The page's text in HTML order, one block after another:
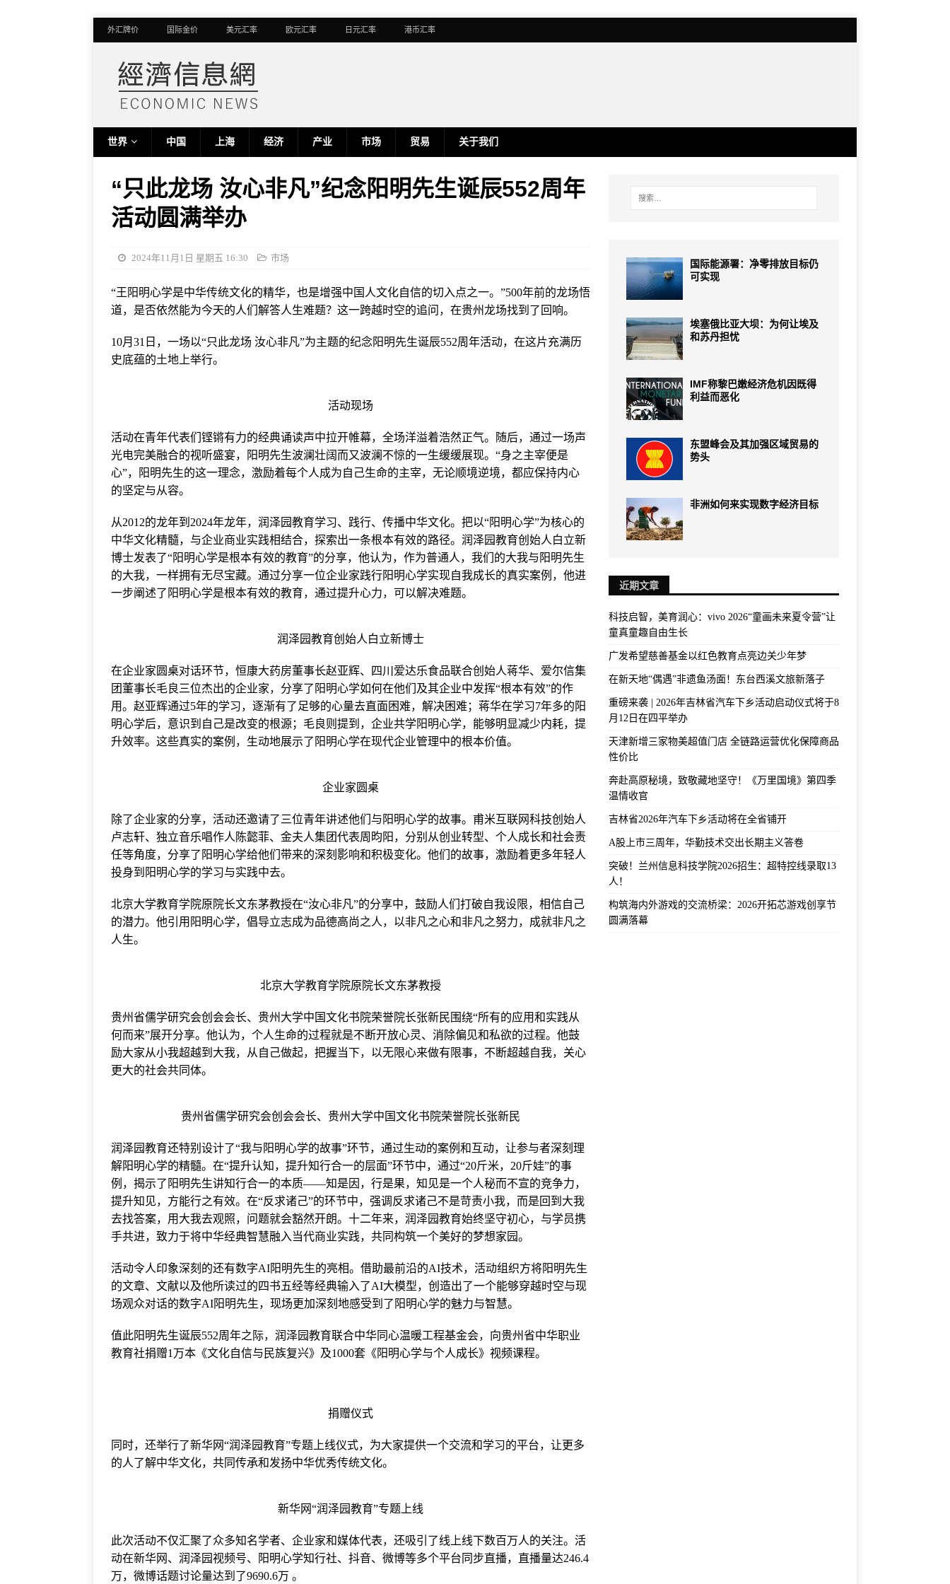
外汇牌价 国际金价 美元汇率 欧元汇率 日元汇率 港币汇率
世界 中国 上海 经济 产业 市场 贸易 关于我们
“只此龙场 汝心非凡”纪念阳明先生诞辰552周年
活动圆满举办
2024年11月1日 星期五 16:30 市场
“王阳明心学是中华传统文化的精华，也是增强中国人文化自信的切入点之一。”500年前的龙场悟
道，是否依然能为今天的人们解答人生难题？这一跨越时空的追问，在贵州龙场找到了回响。
10月31日，一场以“只此龙场 汝心非凡”为主题的纪念阳明先生诞辰552周年活动，在这片充满历
史底蕴的土地上举行。
活动现场
活动在青年代表们铿锵有力的经典诵读声中拉开帷幕，全场洋溢着浩然正气。随后，通过一场声
光电完美融合的视听盛宴，阳明先生波澜壮阔而又波澜不惊的一生缓缓展现。“身之主宰便是
心”，阳明先生的这一理念，激励着每个人成为自己生命的主宰，无论顺境逆境，都应保持内心
的坚定与从容。
从2012的龙年到2024年龙年，润泽园教育学习、践行、传播中华文化。把以“阳明心学”为核心的
中华文化精髓，与企业商业实践相结合，探索出一条根本有效的路径。润泽园教育创始人白立新
博士发表了“阳明心学是根本有效的教育”的分享，他认为，作为普通人，我们的大我与阳明先生
的大我，一样拥有无尽宝藏。通过分享一位企业家践行阳明心学实现自我成长的真实案例，他进
一步阐述了阳明心学是根本有效的教育，通过提升心力，可以解决难题。
润泽园教育创始人白立新博士
在企业家圆桌对话环节，恒康大药房董事长赵亚辉、四川爱达乐食品联合创始人蒋华、爱尔信集
团董事长毛良三位杰出的企业家，分享了阳明心学如何在他们及其企业中发挥“根本有效”的作
用。赵亚辉通过5年的学习，逐渐有了足够的心量去直面困难，解决困难；蒋华在学习7年多的阳
明心学后，意识到自己是改变的根源；毛良则提到，企业共学阳明心学，能够明显减少内耗，提
升效率。这些真实的案例，生动地展示了阳明心学在现代企业管理中的根本价值。
企业家圆桌
除了企业家的分享，活动还邀请了三位青年讲述他们与阳明心学的故事。甫米互联网科技创始人
卢志轩、独立音乐唱作人陈懿菲、金夫人集团代表周昀阳，分别从创业转型、个人成长和社会责
任等角度，分享了阳明心学给他们带来的深刻影响和积极变化。他们的故事，激励着更多年轻人
投身到阳明心学的学习与实践中去。
北京大学教育学院原院长文东茅教授在“汝心非凡”的分享中，鼓励人们打破自我设限，相信自己
的潜力。他引用阳明心学，倡导立志成为品德高尚之人，以非凡之心和非凡之努力，成就非凡之
人生。
北京大学教育学院原院长文东茅教授
贵州省儒学研究会创会会长、贵州大学中国文化书院荣誉院长张新民围绕“所有的应用和实践从
何而来”展开分享。他认为，个人生命的过程就是不断开放心灵、消除偏见和私欲的过程。他鼓
励大家从小我超越到大我，从自己做起，把握当下，以无限心来做有限事，不断超越自我，关心
更大的社会共同体。
贵州省儒学研究会创会会长、贵州大学中国文化书院荣誉院长张新民
润泽园教育还特别设计了“我与阳明心学的故事”环节，通过生动的案例和互动，让参与者深刻理
解阳明心学的精髓。在“提升认知，提升知行合一的层面”环节中，通过“20斤米，20斤娃”的事
例，揭示了阳明先生讲知行合一的本质——知是因，行是果，知见是一个人秘而不宣的竞争力，
提升知见，方能行之有效。在“反求诸己”的环节中，强调反求诸己不是苛责小我，而是回到大我
去找答案，用大我去观照，问题就会豁然开朗。十二年来，润泽园教育始终坚守初心，与学员携
手共进，致力于将中华经典智慧融入当代商业实践，共同构筑一个美好的梦想家园。
活动令人印象深刻的还有数字AI阳明先生的亮相。借助最前沿的AI技术，活动组织方将阳明先生
的文章、文献以及他所读过的四书五经等经典输入了AI大模型，创造出了一个能够穿越时空与现
场观众对话的数字AI阳明先生，现场更加深刻地感受到了阳明心学的魅力与智慧。
值此阳明先生诞辰552周年之际，润泽园教育联合中华同心温暖工程基金会，向贵州省中华职业
教育社捐赠1万本《文化自信与民族复兴》及1000套《阳明心学与个人成长》视频课程。
捐赠仪式
同时，还举行了新华网“润泽园教育”专题上线仪式，为大家提供一个交流和学习的平台，让更多
的人了解中华文化，共同传承和发扬中华优秀传统文化。
新华网“润泽园教育”专题上线
此次活动不仅汇聚了众多知名学者、企业家和媒体代表，还吸引了线上线下数百万人的关注。活
动在新华网、润泽园视频号、阳明心学知行社、抖音、微博等多个平台同步直播，直播量达246.4
万，微博话题讨论量达到了9690.6万 。
国际能源署：净零排放目标仍
可实现
埃塞俄比亚大坝：为何让埃及
和苏丹担忧
IMF称黎巴嫩经济危机因既得
利益而恶化
东盟峰会及其加强区域贸易的
势头
非洲如何来实现数字经济目标
近期文章
科技启智，美育润心：vivo 2026“童画未来夏令营”让
童真童趣自由生长
广发希望慈善基金以红色教育点亮边关少年梦
在新天地“偶遇”非遗鱼汤面！东台西溪文旅新落子
重磅来袭 | 2026年吉林省汽车下乡活动启动仪式将于8
月12日在四平举办
天津新增三家物美超值门店 全链路运营优化保障商品
性价比
奔赴高原秘境，致敬藏地坚守！《万里国境》第四季
温情收官
吉林省2026年汽车下乡活动将在全省铺开
A股上市三周年，华勤技术交出长期主义答卷
突破！兰州信息科技学院2026招生：超特控线录取13
人！
构筑海内外游戏的交流桥梁：2026开拓芯游戏创享节
圆满落幕